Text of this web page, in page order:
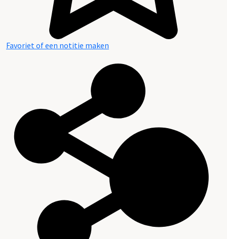
Favoriet of een notitie maken